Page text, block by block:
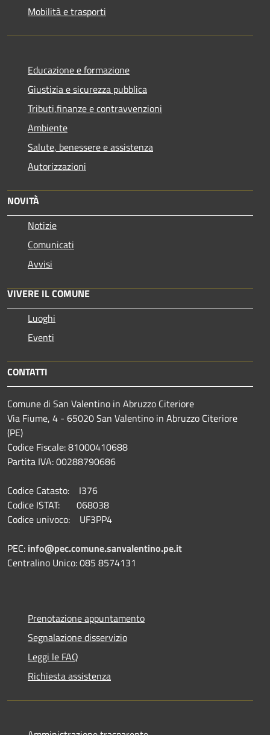
Mobilità e trasporti
Educazione e formazione
Giustizia e sicurezza pubblica
Tributi,finanze e contravvenzioni
Ambiente
Salute, benessere e assistenza
Autorizzazioni
NOVITÀ
Notizie
Comunicati
Avvisi
VIVERE IL COMUNE
Luoghi
Eventi
CONTATTI
Comune di San Valentino in Abruzzo Citeriore
Via Fiume, 4 - 65020 San Valentino in Abruzzo Citeriore
(PE)
Codice Fiscale: 81000410688
Partita IVA: 00288790686
Codice Catasto: I376
Codice ISTAT: 068038
Codice univoco: UF3PP4
PEC: info@pec.comune.sanvalentino.pe.it
Centralino Unico: 085 8574131
Prenotazione appuntamento
Segnalazione disservizio
Leggi le FAQ
Richiesta assistenza